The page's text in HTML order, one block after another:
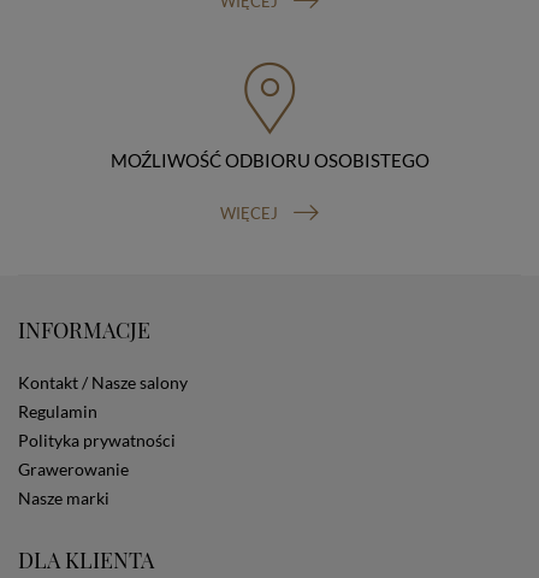
Osobowych, ul. Stawki 2, 00-193 Warszawa) oraz
prawo do cofnięcia zgody na przetwarzanie danych
osobowych (masz prawo cofnięcia zgody na
przetwarzanie danych w dowolnym momencie;
cofnięcie zgody nie ma wpływu na zgodność z prawem
zgody przed jej cofnięciem). W celu wykonania swoich
praw skieruj do nas odpowiednie żądanie.
zawartości naszej strony
Na stronie Sklepu są wykorzystywane pliki cookies.
Stosowane są one w celach zapewnienia maksymalnej
wygody wszystkich użytkowników (w tym Kupujących)
przy korzystaniu ze Sklepu (zapamiętywanie
preferencji i ustawień na stronie, zbieranie
anonimowych danych dla celów reklamowych i
ze Sklepu bez zmiany ustawień w przeglądarce
MOŹLIWOŚĆ ODBIORU OSOBISTEGO
WIĘCEJ
INFORMACJE
Kontakt / Nasze salony
Regulamin
Polityka prywatności
Grawerowanie
Nasze marki
DLA KLIENTA